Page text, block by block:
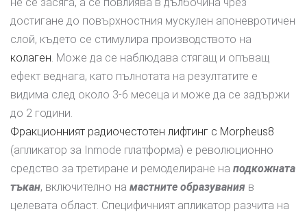
достигане до повърхностния мускулен апоневротичен
слой, където се стимулира производството на
колаген. Може да се наблюдава стягащ и опъващ
ефект веднага, като пълнотата на резултатите е
видима след около 3-6 месеца и може да се задържи
до 2 години.
Фракционният радиочестотен лифтинг с Morpheus8
(апликатор за Inmode платформа) е революционно
средство за третиране и ремоделиране на подкожната
тъкан, включително на мастните образувания в
целевата област. Специфичният апликатор разчита на